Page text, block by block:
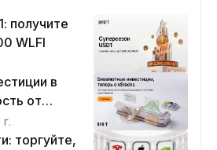
получите
WLFI
в
от
торгуйте,